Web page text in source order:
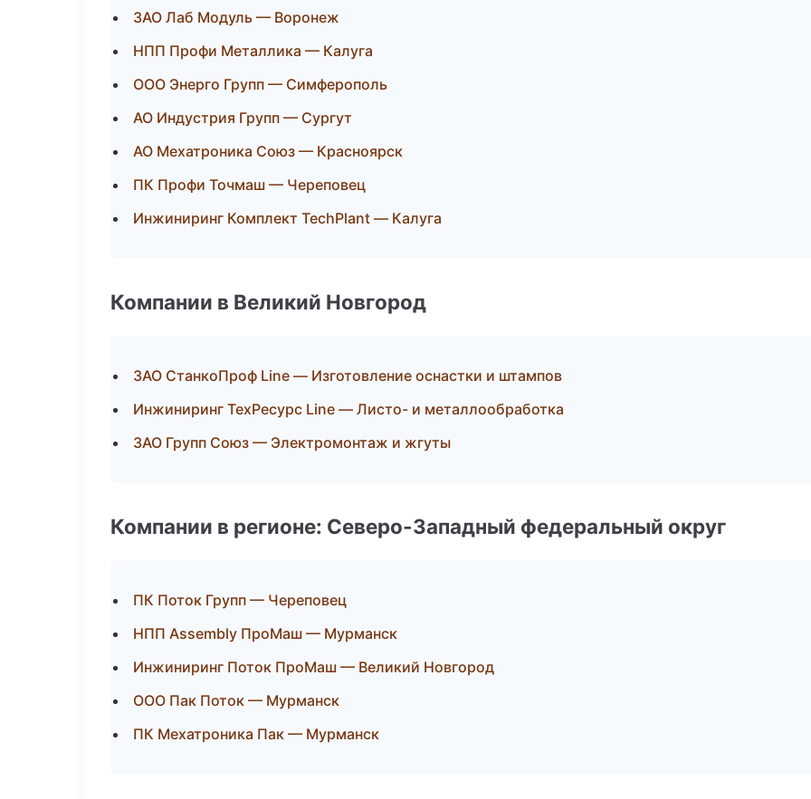
ЗАО Лаб Модуль — Воронеж
НПП Профи Металлика — Калуга
ООО Энерго Групп — Симферополь
АО Индустрия Групп — Сургут
АО Мехатроника Союз — Красноярск
ПК Профи Точмаш — Череповец
Инжиниринг Комплект TechPlant — Калуга
Компании в Великий Новгород
ЗАО СтанкоПроф Line — Изготовление оснастки и штампов
Инжиниринг ТехРесурс Line — Листо- и металлообработка
ЗАО Групп Союз — Электромонтаж и жгуты
Компании в регионе: Северо-Западный федеральный округ
ПК Поток Групп — Череповец
НПП Assembly ПроМаш — Мурманск
Инжиниринг Поток ПроМаш — Великий Новгород
ООО Пак Поток — Мурманск
ПК Мехатроника Пак — Мурманск